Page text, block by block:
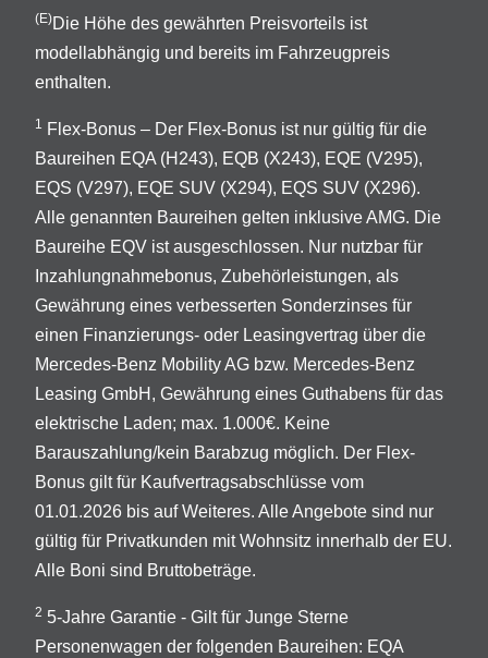
(E)Die Höhe des gewährten Preisvorteils ist
modellabhängig und bereits im Fahrzeugpreis
enthalten.
1 Flex-Bonus – Der Flex-Bonus ist nur gültig für die
Baureihen EQA (H243), EQB (X243), EQE (V295),
EQS (V297), EQE SUV (X294), EQS SUV (X296).
Alle genannten Baureihen gelten inklusive AMG. Die
Baureihe EQV ist ausgeschlossen. Nur nutzbar für
Inzahlungnahmebonus, Zubehörleistungen, als
Gewährung eines verbesserten Sonderzinses für
einen Finanzierungs- oder Leasingvertrag über die
Mercedes-Benz Mobility AG bzw. Mercedes-Benz
Leasing GmbH, Gewährung eines Guthabens für das
elektrische Laden; max. 1.000€. Keine
Barauszahlung/kein Barabzug möglich. Der Flex-
Bonus gilt für Kaufvertragsabschlüsse vom
01.01.2026 bis auf Weiteres. Alle Angebote sind nur
gültig für Privatkunden mit Wohnsitz innerhalb der EU.
Alle Boni sind Bruttobeträge.
2 5-Jahre Garantie - Gilt für Junge Sterne
Personenwagen der folgenden Baureihen: EQA